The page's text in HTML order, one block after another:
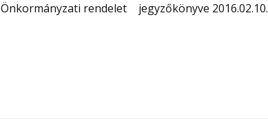
Önkormányzati rendelet
jegyzőkönyve 2016.02.10.